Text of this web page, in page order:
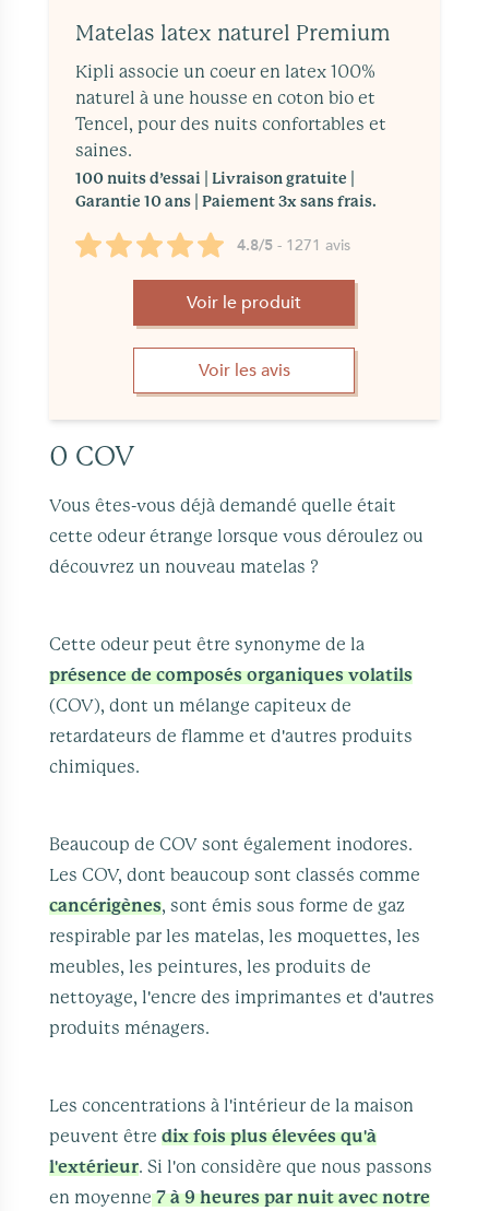
Matelas latex naturel Premium
Kipli associe un coeur en latex 100%
naturel à une housse en coton bio et
Tencel, pour des nuits confortables et
saines.
100 nuits d’essai | Livraison gratuite |
Garantie 10 ans | Paiement 3x sans frais.
4.8/5 - 1271 avis
Voir le produit
Voir les avis
0 COV
Vous êtes-vous déjà demandé quelle était
cette odeur étrange lorsque vous déroulez ou
découvrez un nouveau matelas ?
Cette odeur peut être synonyme de la
présence de composés organiques volatils
(COV), dont un mélange capiteux de
retardateurs de flamme et d'autres produits
chimiques.
Beaucoup de COV sont également inodores.
Les COV, dont beaucoup sont classés comme
cancérigènes, sont émis sous forme de gaz
respirable par les matelas, les moquettes, les
meubles, les peintures, les produits de
nettoyage, l'encre des imprimantes et d'autres
produits ménagers.
Les concentrations à l'intérieur de la maison
peuvent êtredix fois plus élevées qu'à
l'extérieur. Si l'on considère que nous passons
en moyenne7 à 9 heures par nuit avec notre